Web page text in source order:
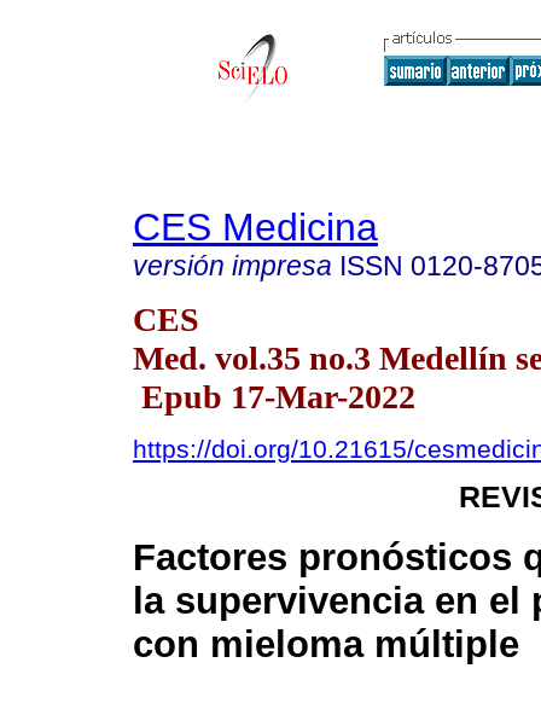
CES Medicina
versión impresa ISSN 0120-
CES
Med. vol.35 no.3 Medellín
Epub 17-Mar-2022
https://doi.org/10.21615/
Factores pronósticos
la supervivencia en el
con mieloma múltiple